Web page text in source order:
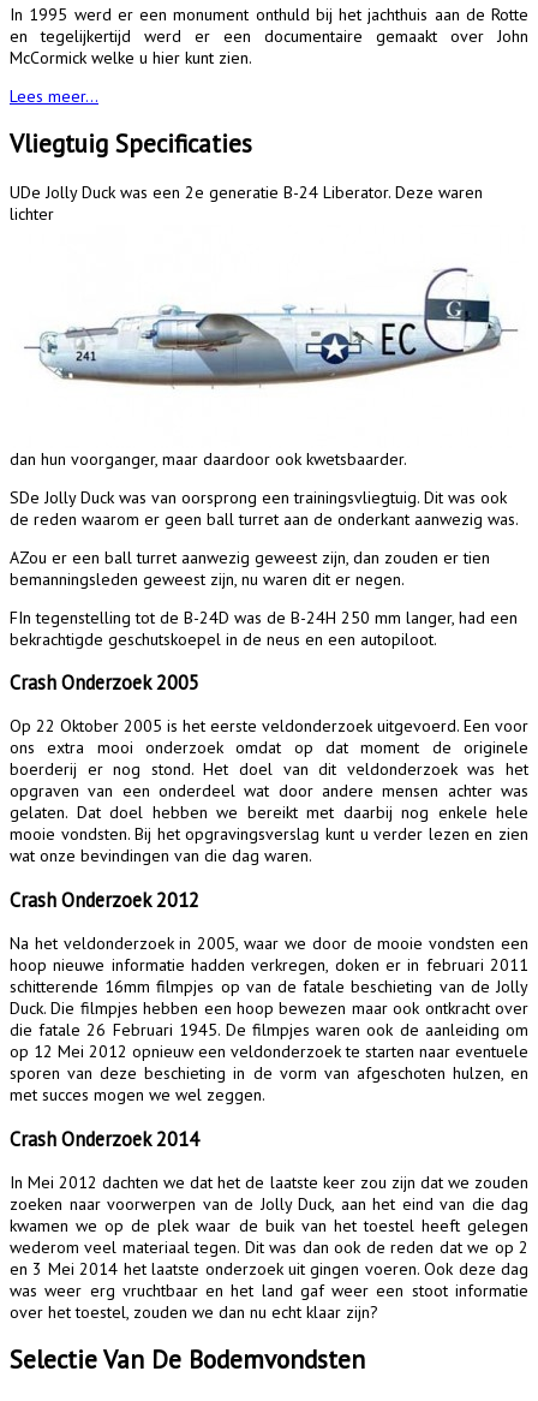
In 1995 werd er een monument onthuld bij het jachthuis aan de Rotte
en tegelijkertijd werd er een documentaire gemaakt over John
McCormick welke u hier kunt zien.
Lees meer...
Vliegtuig Specificaties
UDe Jolly Duck was een 2e generatie B-24 Liberator. Deze waren
lichter
dan hun voorganger, maar daardoor ook kwetsbaarder.
SDe Jolly Duck was van oorsprong een trainingsvliegtuig. Dit was ook
de reden waarom er geen ball turret aan de onderkant aanwezig was.
AZou er een ball turret aanwezig geweest zijn, dan zouden er tien
bemanningsleden geweest zijn, nu waren dit er negen.
FIn tegenstelling tot de B-24D was de B-24H 250 mm langer, had een
bekrachtigde geschutskoepel in de neus en een autopiloot.
Crash Onderzoek 2005
Op 22 Oktober 2005 is het eerste veldonderzoek uitgevoerd. Een voor
ons extra mooi onderzoek omdat op dat moment de originele
boerderij er nog stond. Het doel van dit veldonderzoek was het
opgraven van een onderdeel wat door andere mensen achter was
gelaten. Dat doel hebben we bereikt met daarbij nog enkele hele
mooie vondsten. Bij het opgravingsverslag kunt u verder lezen en zien
wat onze bevindingen van die dag waren.
Crash Onderzoek 2012
Na het veldonderzoek in 2005, waar we door de mooie vondsten een
hoop nieuwe informatie hadden verkregen, doken er in februari 2011
schitterende 16mm filmpjes op van de fatale beschieting van de Jolly
Duck. Die filmpjes hebben een hoop bewezen maar ook ontkracht over
die fatale 26 Februari 1945. De filmpjes waren ook de aanleiding om
op 12 Mei 2012 opnieuw een veldonderzoek te starten naar eventuele
sporen van deze beschieting in de vorm van afgeschoten hulzen, en
met succes mogen we wel zeggen.
Crash Onderzoek 2014
In Mei 2012 dachten we dat het de laatste keer zou zijn dat we zouden
zoeken naar voorwerpen van de Jolly Duck, aan het eind van die dag
kwamen we op de plek waar de buik van het toestel heeft gelegen
wederom veel materiaal tegen. Dit was dan ook de reden dat we op 2
en 3 Mei 2014 het laatste onderzoek uit gingen voeren. Ook deze dag
was weer erg vruchtbaar en het land gaf weer een stoot informatie
over het toestel, zouden we dan nu echt klaar zijn?
Selectie Van De Bodemvondsten